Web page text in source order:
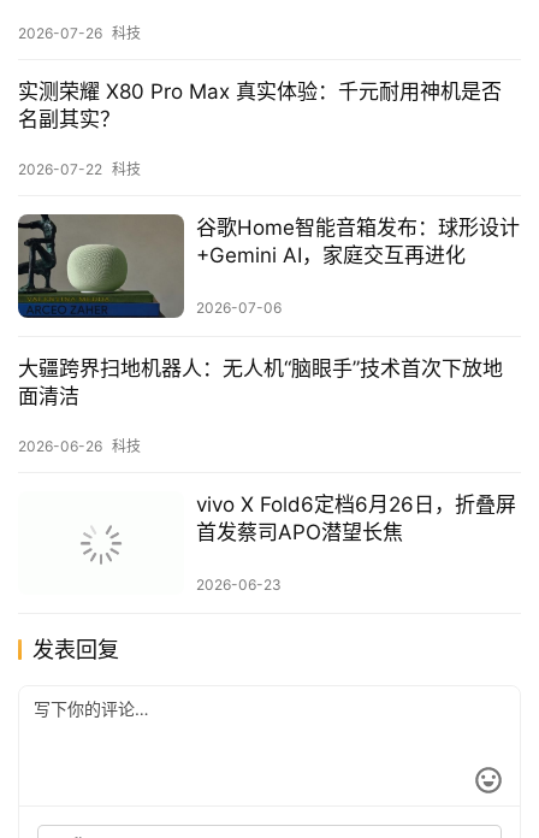
2026-07-26 科技
实测荣耀 X80 Pro Max 真实体验：千元耐用神机是否
名副其实？
2026-07-22 科技
谷歌Home智能音箱发布：球形设计
+Gemini AI，家庭交互再进化
2026-07-06
大疆跨界扫地机器人：无人机“脑眼手”技术首次下放地
面清洁
2026-06-26 科技
vivo X Fold6定档6月26日，折叠屏
首发蔡司APO潜望长焦
2026-06-23
发表回复